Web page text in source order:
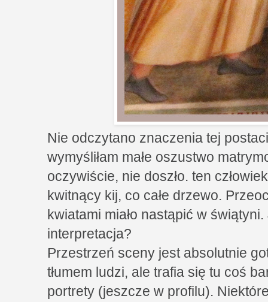
Nie odczytano znaczenia tej
wymyśliłam małe oszustwo
oczywiście, nie doszło. ten
kwitnący kij, co całe drzewo.
kwiatami miało nastąpić w
interpretacja?
Przestrzeń sceny jest absolutnie
tłumem ludzi, ale trafia się tu coś
portrety (jeszcze w profilu).